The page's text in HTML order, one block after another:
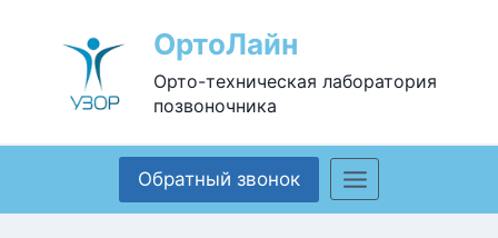
содержанию
ОртоЛайн
Орто-техническая лаборатория
позвоночника
Обратный звонок